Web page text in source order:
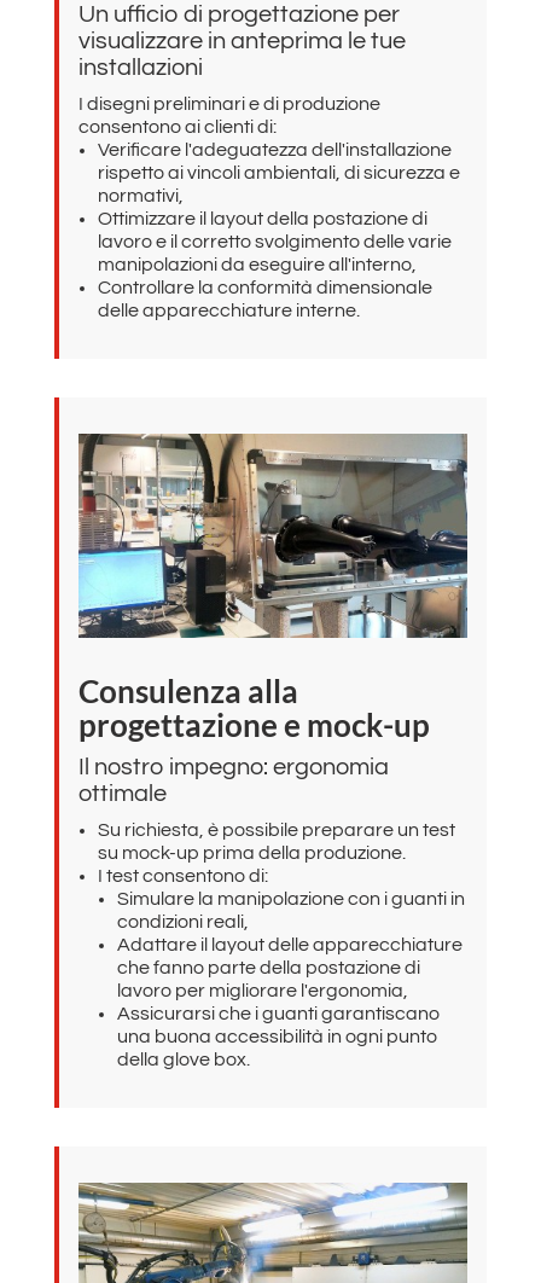
Un ufficio di progettazione per
visualizzare in anteprima le tue
installazioni
I disegni preliminari e di produzione
consentono ai clienti di:
Verificare l'adeguatezza dell'installazione
rispetto ai vincoli ambientali, di sicurezza e
normativi,
Ottimizzare il layout della postazione di
lavoro e il corretto svolgimento delle varie
manipolazioni da eseguire all'interno,
Controllare la conformità dimensionale
delle apparecchiature interne.
Consulenza alla
progettazione e mock-up
Il nostro impegno: ergonomia
ottimale
Su richiesta, è possibile preparare un test
su mock-up prima della produzione.
I test consentono di:
Simulare la manipolazione con i guanti in
condizioni reali,
Adattare il layout delle apparecchiature
che fanno parte della postazione di
lavoro per migliorare l'ergonomia,
Assicurarsi che i guanti garantiscano
una buona accessibilità in ogni punto
della glove box.